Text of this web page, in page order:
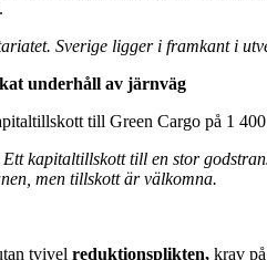
Sverige ligger i framkant i
underhåll av järnväg
till Green Cargo på 1
kapitaltillskott till en stor
men tillskott är välkomna.
tvivelreduktionsplikten, krav